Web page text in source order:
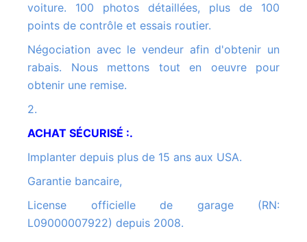
voiture. 100 photos détaillées, plus de 100
points de contrôle et essais routier.
Négociation avec le vendeur afin d'obtenir un
rabais. Nous mettons tout en oeuvre pour
obtenir une remise.
2.
ACHAT SÉCURISÉ :.
Implanter depuis plus de 15 ans aux USA.
Garantie bancaire,
License officielle de garage (RN:
L09000007922) depuis 2008.